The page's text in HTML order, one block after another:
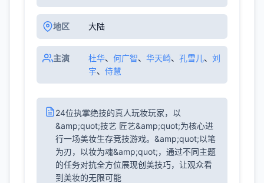
地区 大陆
主演 杜华、 何广智、 华天崎、 孔雪儿、 刘
宇、 侍慧
24位执掌绝技的真人玩妆玩家，以
&amp;quot;技艺 匠艺&amp;quot;为核心进
行一场美妆生存竞技游戏。&amp;quot;以笔
为刃，以妆为魂&amp;quot;，通过不同主题
的任务对抗全方位展现创美技巧，让观众看
到美妆的无限可能